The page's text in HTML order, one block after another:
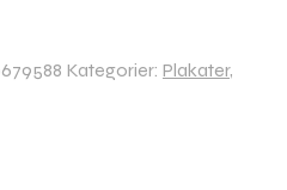
Kategorier: Plakater,